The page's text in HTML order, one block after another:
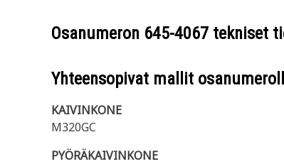
Osanumeron 645-4067 tekniset
Yhteensopivat mallit
KAIVINKONE
M320GC
PYÖRÄKAIVINKONE